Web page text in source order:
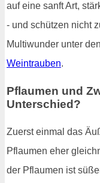
auf eine sanft Art,
- und schützen nicht
Multiwunder unter
Weintrauben.
Pflaumen und
Unterschied?
Zuerst einmal das
Pflaumen eher
der Pflaumen ist